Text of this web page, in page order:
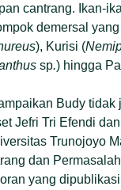
cantrang. Ikan-
demersal
), Kurisi (
sp.) hingga
Budy tidak
Jefri Tri Efendi
Trunojoyo
dan
yang